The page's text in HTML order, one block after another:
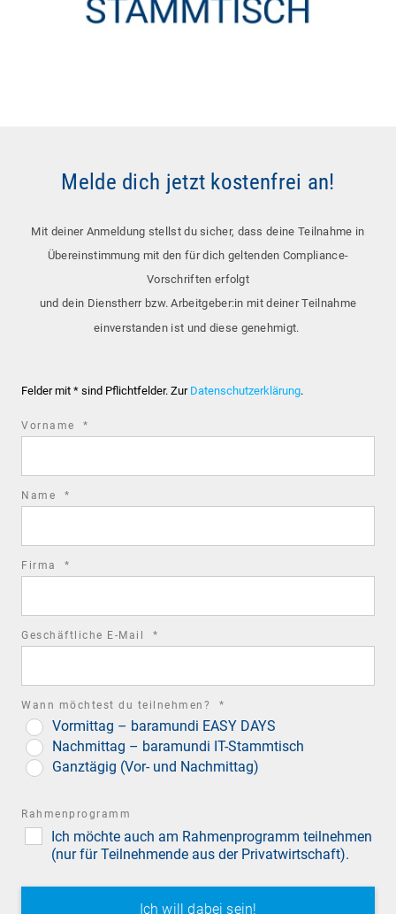
Melde dich jetzt kostenfrei an!
Mit deiner Anmeldung stellst du sicher, dass deine Teilnahme in
Übereinstimmung mit den für dich geltenden Compliance-
Vorschriften erfolgt
und dein Dienstherr bzw. Arbeitgeber:in mit deiner Teilnahme
einverstanden ist und diese genehmigt.
Felder mit * sind Pflichtfelder. Zur Datenschutzerklärung.
Vorname *
Name *
Firma *
Geschäftliche E-Mail *
Wann möchtest du teilnehmen? *
field
Vormittag – baramundi EASY DAYS
Nachmittag – baramundi IT-Stammtisch
Ganztägig (Vor- und Nachmittag)
Rahmenprogramm
Ich möchte auch am Rahmenprogramm teilnehmen
(nur für Teilnehmende aus der Privatwirtschaft).
Kölns Geschichte: Von den Goldenen Zwanzigern
Automobile Schätze in denkmalgeschützten
Hallen des ehemaligen Landesflughafens